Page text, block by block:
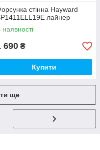
стінна Hayward
лайнер
наявності
690 ₴
Купити
ще